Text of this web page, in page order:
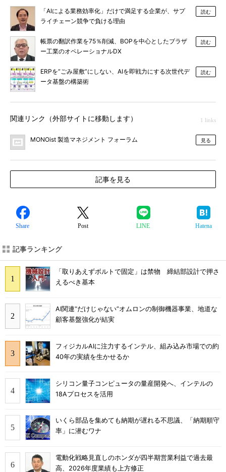
「AIによる業務効率化」だけで満足する企業が、サプ
ライチェーン競争で負ける理由
読む
帳票の翻訳作業を75％削減、BOPを中心としたブラザ
ー工業のオペレーショナルDX
読む
ERPを“ごみ屋敷”にしない、AIを即戦力にする次世代デ
ータ基盤の構築術
読む
関連リンク（外部サイトに移動します） 1 links
MONOist 製造マネジメント フォーラム 見る
記事を見る
Share Post LINE Hatena
記事ランキング
「取りあえずボルトで固定」は禁物 締結部設計で押さ
えるべき基本
AI関連“だけじゃない”オムロンの制御機器事業、地道な
顧客基盤強化が結実
フィジカルAIに注力するインテル、組み込み市場での約
40年の実績を生かせるか
シリコン量子コンピュータの量産開発へ、インテルの
18Aプロセスを活用
いくら部品を集めても納期が遅れる不思議、「納期順守
率」に潜むワナ
電動化戦略見直しのホンダが四半期営業利益で過去最
高、2026年度業績も上方修正